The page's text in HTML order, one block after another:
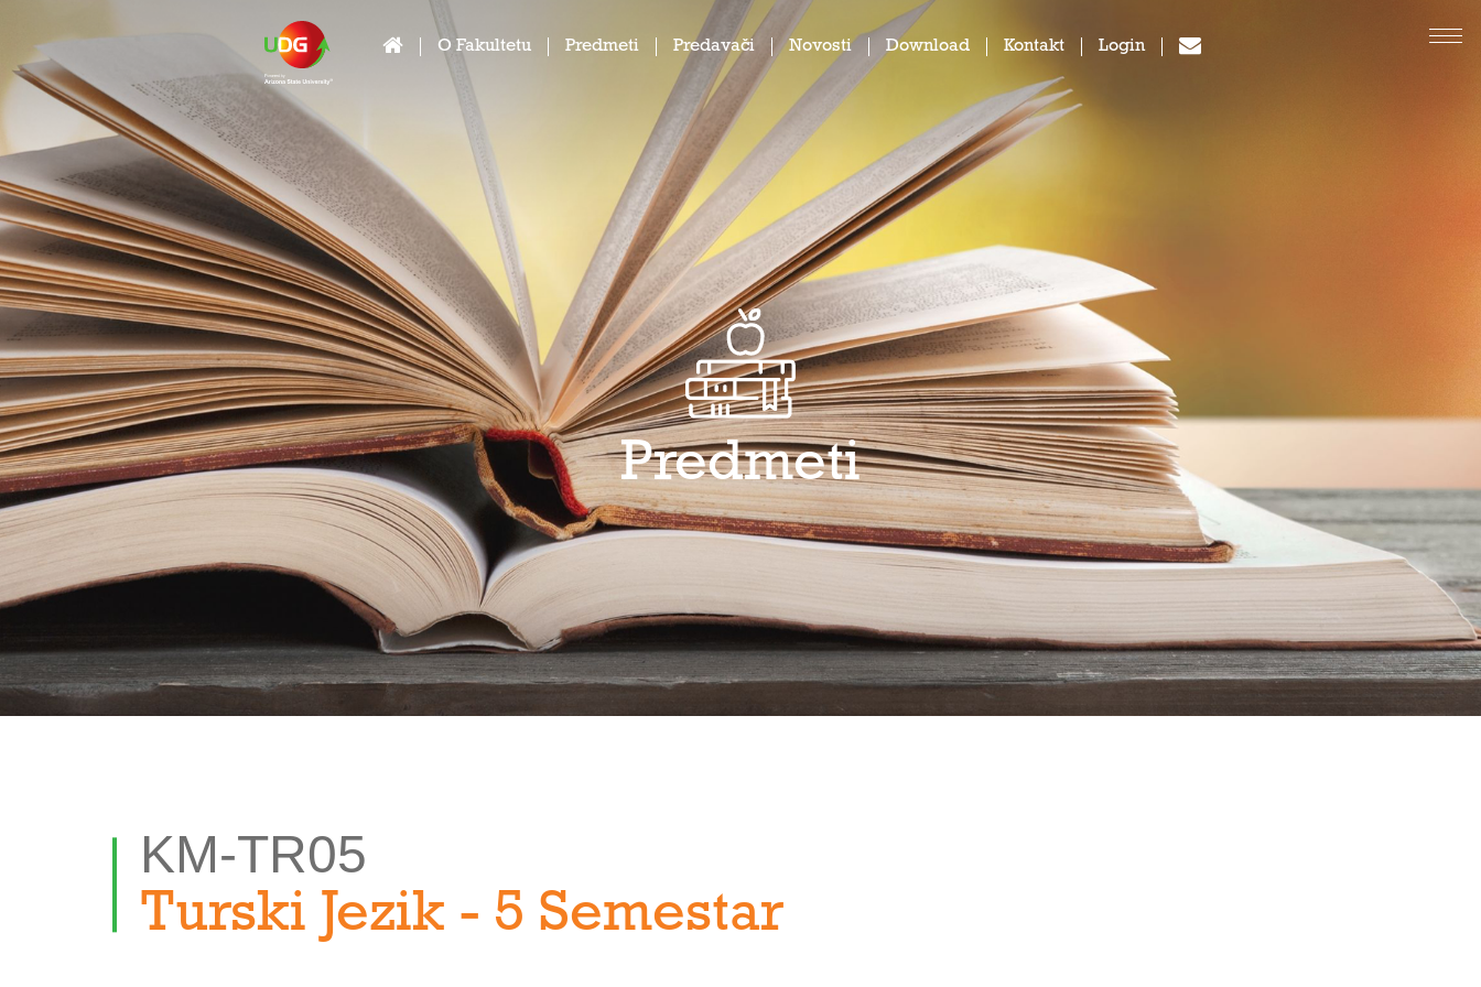
O Fakultetu Predmeti Predavači Novosti Download Kontakt Login
Predmeti
KM-TR05
Turski Jezik - 5 Semestar